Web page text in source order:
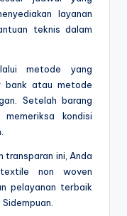
layanan
teknis dalam
metode yang
bank atau metode
Setelah barang
kondisi
transparan ini, Anda
non woven
pelayanan terbaik